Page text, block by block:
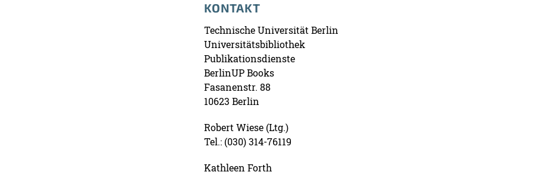
KONTAKT
Technische Universität Berlin
Universitätsbibliothek
Publikationsdienste
BerlinUP Books
Fasanenstr. 88
10623 Berlin
Robert Wiese (Ltg.)
Tel.: (030) 314-76119
Kathleen Forth